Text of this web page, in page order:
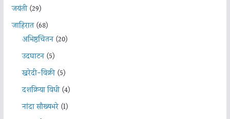
जयंती(29)
जाहिरात(68)
अभिष्ठचिंतन(20)
उदघाटन(5)
खरेदी-विक्री(5)
दशक्रिया विधी(4)
नांदा सौख्यभरे(1)